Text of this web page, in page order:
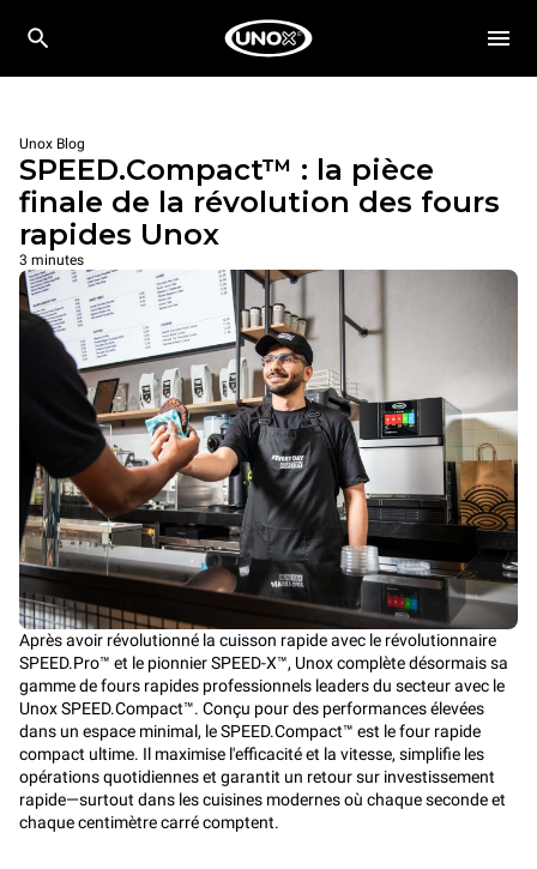
Unox Blog
SPEED.Compact™ : la pièce
finale de la révolution des fours
rapides Unox
3 minutes
Après avoir révolutionné la cuisson rapide avec le révolutionnaire
SPEED.Pro™ et le pionnier SPEED-X™, Unox complète désormais sa
gamme de fours rapides professionnels leaders du secteur avec le
Unox SPEED.Compact™. Conçu pour des performances élevées
dans un espace minimal, le SPEED.Compact™ est le four rapide
compact ultime. Il maximise l'efficacité et la vitesse, simplifie les
opérations quotidiennes et garantit un retour sur investissement
rapide—surtout dans les cuisines modernes où chaque seconde et
chaque centimètre carré comptent.